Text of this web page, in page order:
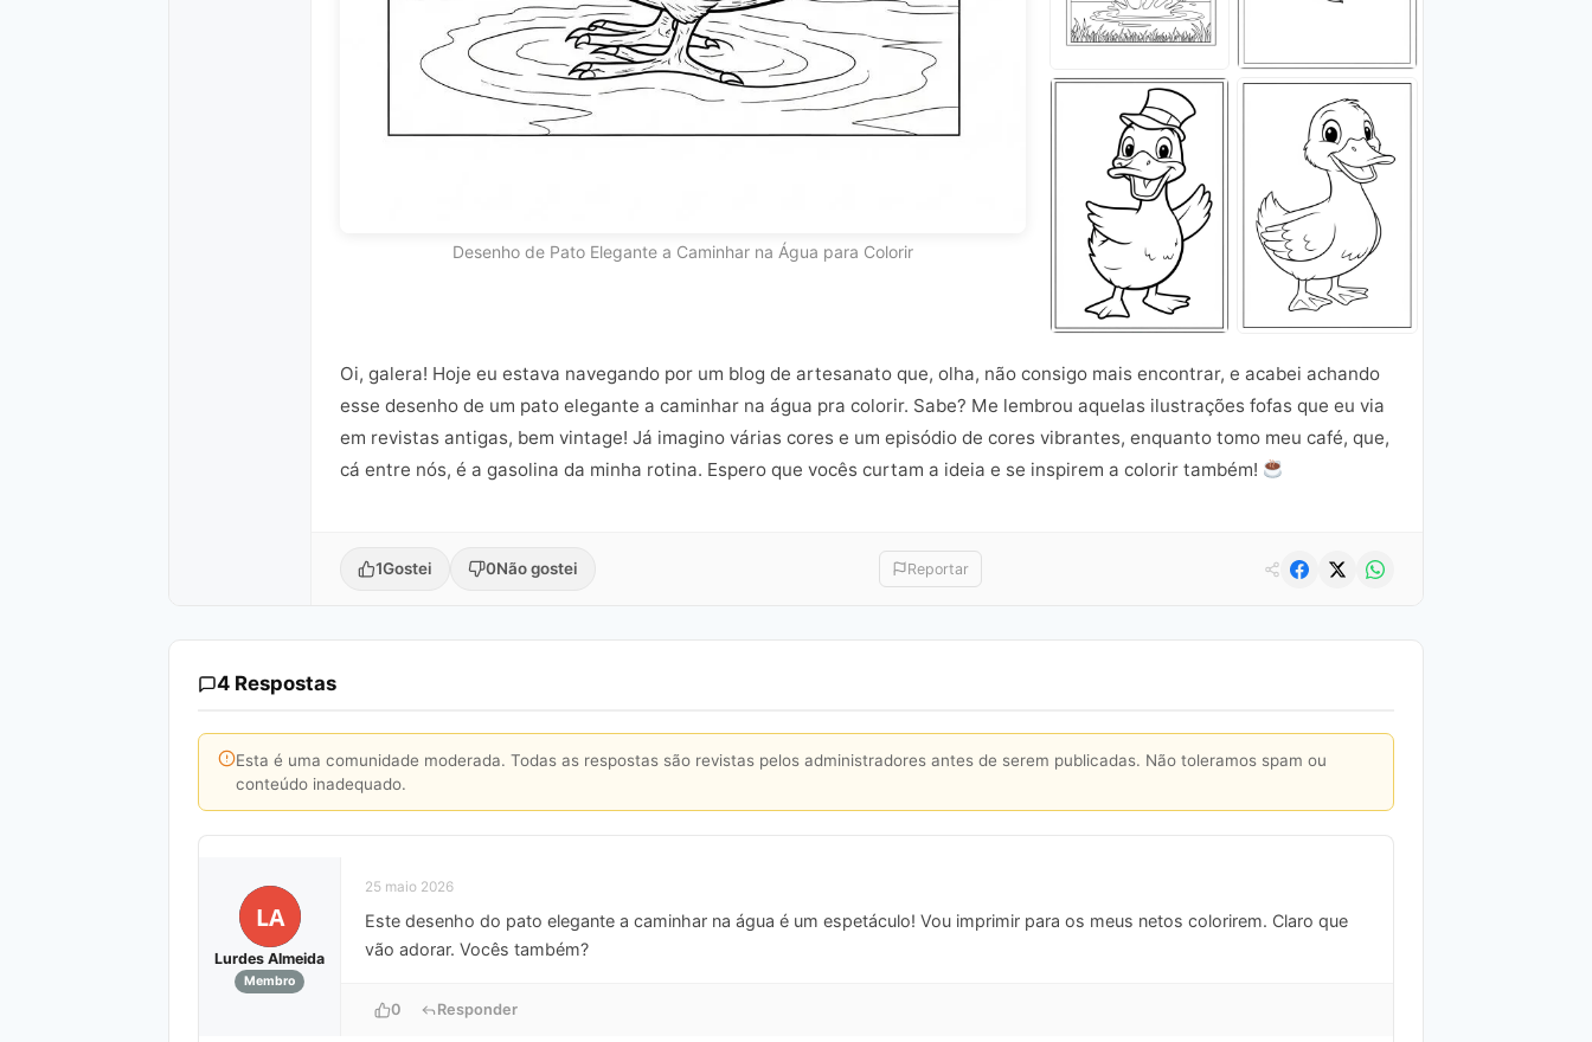
Desenho de Pato Elegante a Caminhar na Água para Colorir
Oi, galera! Hoje eu estava navegando por um blog de artesanato que, olha, não consigo mais encontrar, e acabei achando
esse desenho de um pato elegante a caminhar na água pra colorir. Sabe? Me lembrou aquelas ilustrações fofas que eu via
em revistas antigas, bem vintage! Já imagino várias cores e um episódio de cores vibrantes, enquanto tomo meu café, que,
cá entre nós, é a gasolina da minha rotina. Espero que vocês curtam a ideia e se inspirem a colorir também!
1Gostei 0Não gostei Reportar
4 Respostas
Esta é uma comunidade moderada. Todas as respostas são revistas pelos administradores antes de serem publicadas. Não toleramos spam ou
conteúdo inadequado.
LA
Lurdes Almeida
Membro
25 maio 2026
Este desenho do pato elegante a caminhar na água é um espetáculo! Vou imprimir para os meus netos colorirem. Claro que
vão adorar. Vocês também?
0 Responder